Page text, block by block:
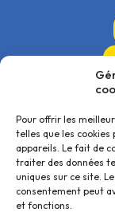
Pour offrir les
telles que les
appareils. Le fait de
traiter des données
uniques sur ce site.
consentement peut
et fonctions.
NOUS CONTACTER
Accueil
Activités et Tarifs
Restauration
Infos pratiques
Contact